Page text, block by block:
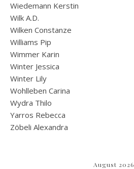
Wiedemann Kerstin
Wilk A.D.
Wilken Constanze
Williams Pip
Wimmer Karin
Winter Jessica
Winter Lily
Wohlleben Carina
Wydra Thilo
Yarros Rebecca
Zöbeli Alexandra
August 2026